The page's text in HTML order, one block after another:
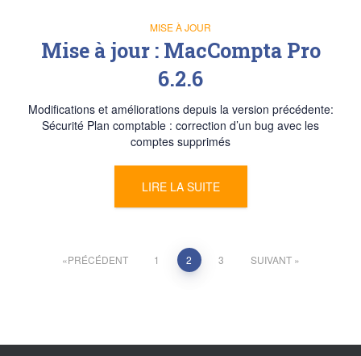
MISE À JOUR
Mise à jour : MacCompta Pro
6.2.6
Modifications et améliorations depuis la version précédente:
Sécurité Plan comptable : correction d’un bug avec les
comptes supprimés
LIRE LA SUITE
Pagination
PRÉCÉDENT 1 2 3 SUIVANT